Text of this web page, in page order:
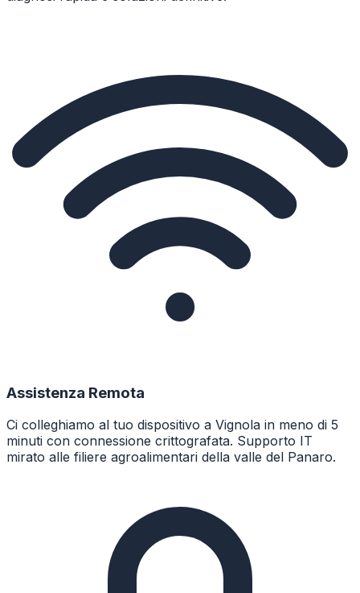
Assistenza Remota
Ci colleghiamo al tuo dispositivo a Vignola in meno di 5
minuti con connessione crittografata. Supporto IT
mirato alle filiere agroalimentari della valle del Panaro.